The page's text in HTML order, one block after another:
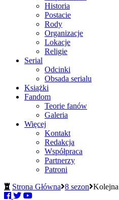
Historia
Postacie
Rody
Organizacje
Lokacje
Religie
Serial
Odcinki
Obsada serialu
Książki
Fandom
Teorie fanów
Galeria
Więcej
Kontakt
Redakcja
Współpraca
Partnerzy
Patroni
Strona Główna 8 sezon